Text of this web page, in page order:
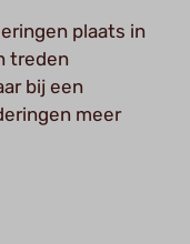
plaats in
treden
bij een
meer